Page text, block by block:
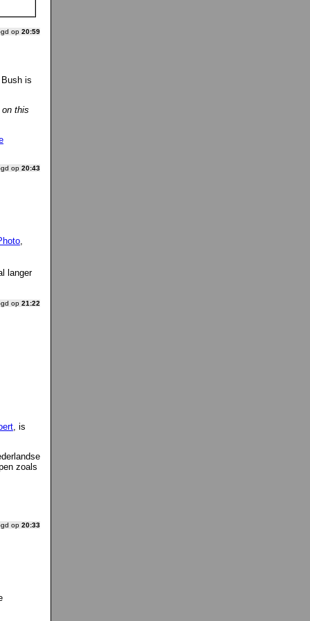
op 20:59
is
this
op 20:43
,
langer
op 21:22
, is
zoals
op 20:33